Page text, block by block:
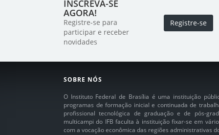
INSCREVA-SE
AGORA!
Registre-se para
participar e receber
novidades
Registre-se
SOBRE NÓS
O Instituto Federal de Brasília é uma instituição
programas de formação inicial e continuada de
profissional tecnológica de graduação e de pós-
multicampi do IFB faculta à instituição fixar-se em
com a vocação econômica das regiões administrativas